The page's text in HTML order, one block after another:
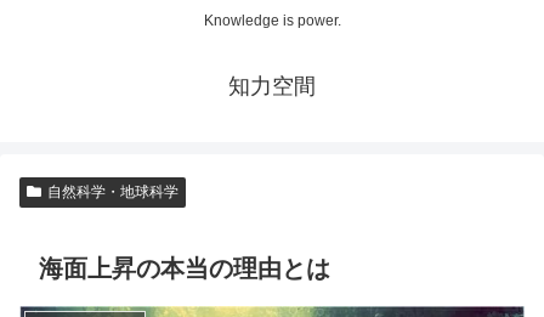
Knowledge is power.
知力空間
自然科学・地球科学
海面上昇の本当の理由とは